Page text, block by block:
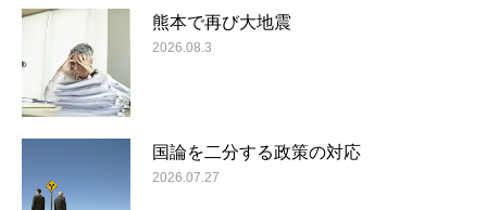
熊本で再び大地震
2026.08.3
国論を二分する政策の対応
2026.07.27